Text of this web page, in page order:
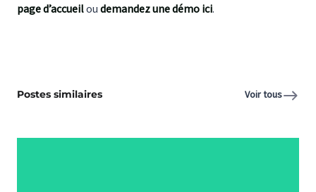
page d’accueiloudemandez une démo ici.
Postes similaires Voir tous